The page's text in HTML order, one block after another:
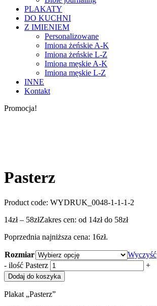
PLAKATY
DO KUCHNI
Z IMIENIEM
Personalizowane
Imiona żeńskie A-K
Imiona żeńskie L-Z
Imiona męskie A-K
Imiona męskie L-Z
INNE
Kontakt
Promocja!
Pasterz
Product code: WYDRUK_0048-1-1-1-2
14zł – 58złZakres cen: od 14zł do 58zł
Poprzednia najniższa cena: 16zł.
Rozmiar
Wyczyść
- ilość Pasterz +
Dodaj do koszyka
Plakat „Pasterz”